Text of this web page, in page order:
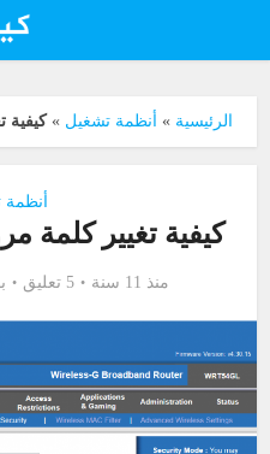
الرئيسية » أنظمة تشغيل »كيفية
كيفية تغيير كلمة
منذ 11 سنة 5 تعليق